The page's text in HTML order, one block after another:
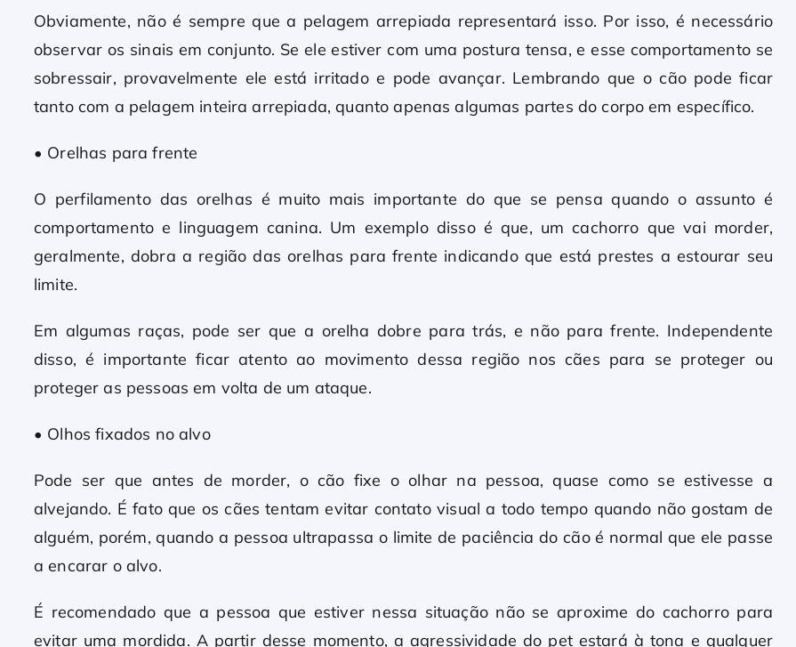
Obviamente, não é sempre que a pelagem arrepiada representará isso. Por isso, é necessário
observar os sinais em conjunto. Se ele estiver com uma postura tensa, e esse comportamento se
sobressair, provavelmente ele está irritado e pode avançar. Lembrando que o cão pode ficar
tanto com a pelagem inteira arrepiada, quanto apenas algumas partes do corpo em específico.
• Orelhas para frente
O perfilamento das orelhas é muito mais importante do que se pensa quando o assunto é
comportamento e linguagem canina. Um exemplo disso é que, um cachorro que vai morder,
geralmente, dobra a região das orelhas para frente indicando que está prestes a estourar seu
limite.
Em algumas raças, pode ser que a orelha dobre para trás, e não para frente. Independente
disso, é importante ficar atento ao movimento dessa região nos cães para se proteger ou
proteger as pessoas em volta de um ataque.
• Olhos fixados no alvo
Pode ser que antes de morder, o cão fixe o olhar na pessoa, quase como se estivesse a
alvejando. É fato que os cães tentam evitar contato visual a todo tempo quando não gostam de
alguém, porém, quando a pessoa ultrapassa o limite de paciência do cão é normal que ele passe
a encarar o alvo.
É recomendado que a pessoa que estiver nessa situação não se aproxime do cachorro para
evitar uma mordida. A partir desse momento, a agressividade do pet estará à tona e qualquer